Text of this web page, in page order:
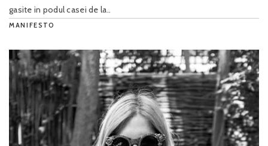
gasite in podul casei de la..
MANIFESTO